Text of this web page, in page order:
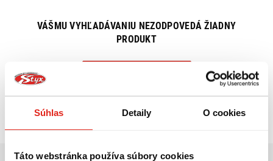
Súhlas Detaily O cookies
Táto webstránka používa súbory cookies
VÁŠMU VYHĽADÁVANIU NEZODPOVEDÁ ŽIADNY
PRODUKT